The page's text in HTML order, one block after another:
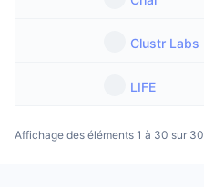
Clustr Labs
LIFE
Affichage des éléments 1 à 30 sur 30